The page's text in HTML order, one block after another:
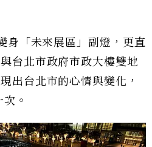
身「未來展區」副燈，更直
台北市政府市政大樓雙地
出台北市的心情與變化，
。